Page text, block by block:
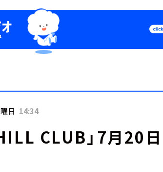
Podcast
日 14:34
CLUB」7月20日